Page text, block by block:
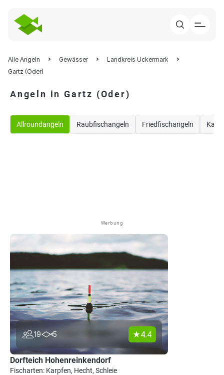
Alle Angeln Gewässer
Landkreis Uckermark
Gartz (Oder)
Angeln in Gartz (Oder)
Allroundangeln Raubfischangeln Friedfischangeln
Werbung
19 5 4.4
Dorfteich Hohenreinkendorf
Fischarten: Karpfen, Hecht, Schleie